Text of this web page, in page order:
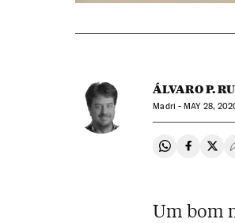
ÁLVARO P.
Madri -MAY28,
Compartir en
Um bom